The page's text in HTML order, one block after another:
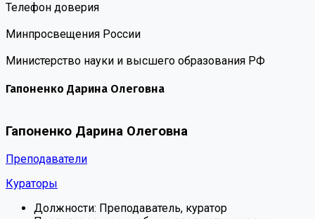
Телефон доверия
Минпросвещения России
Министерство науки и высшего образования РФ
Гапоненко Дарина Олеговна
Гапоненко Дарина Олеговна
Преподаватели
Кураторы
Должности: Преподаватель, куратор